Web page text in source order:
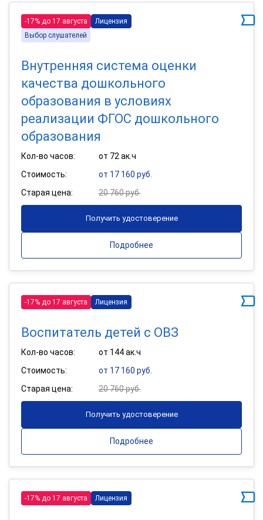
-17% до 17 августа
Лицензия
Выбор слушателей
Внутренняя система оценки
качества дошкольного
образования в условиях
реализации ФГОС дошкольного
образования
Кол-во часов:
от 72 ак.ч
Стоимость:
от 17 160 руб.
Старая цена:
20 760 руб.
Получить удостоверение
Подробнее
-17% до 17 августа Лицензия
Воспитатель детей с ОВЗ
Кол-во часов:
от 144 ак.ч
Стоимость:
от 17 160 руб.
Старая цена:
20 760 руб.
Получить удостоверение
Подробнее
-17% до 17 августа Лицензия